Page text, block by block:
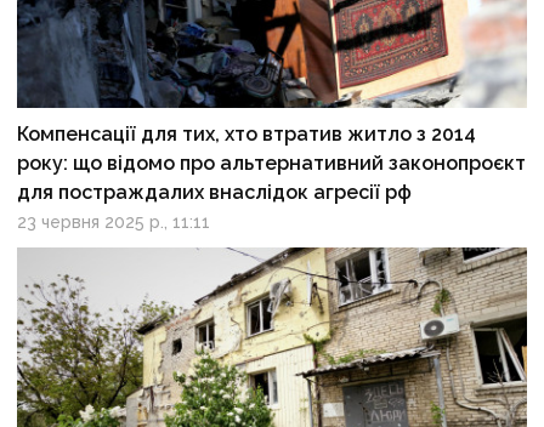
Компенсації для тих, хто втратив житло з 2014
року: що відомо про альтернативний законопроєкт
для постраждалих внаслідок агресії рф
23 червня 2025 р., 11:11